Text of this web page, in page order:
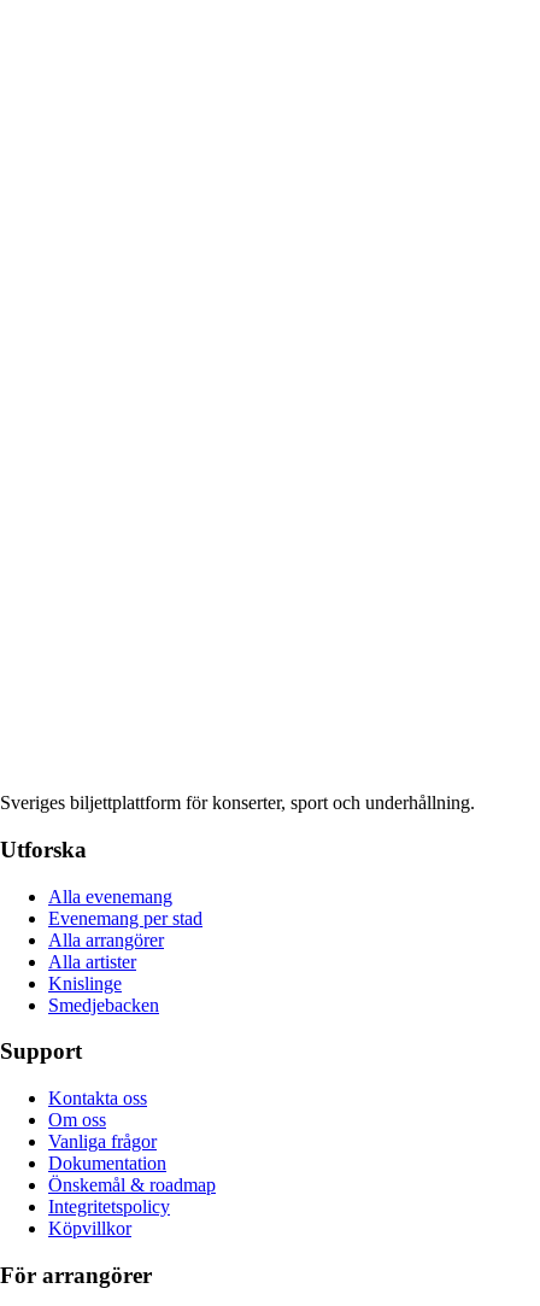
Sveriges biljettplattform för konserter, sport och underhållning.
Utforska
Alla evenemang
Evenemang per stad
Alla arrangörer
Alla artister
Knislinge
Smedjebacken
Support
Kontakta oss
Om oss
Vanliga frågor
Dokumentation
Önskemål & roadmap
Integritetspolicy
Köpvillkor
För arrangörer